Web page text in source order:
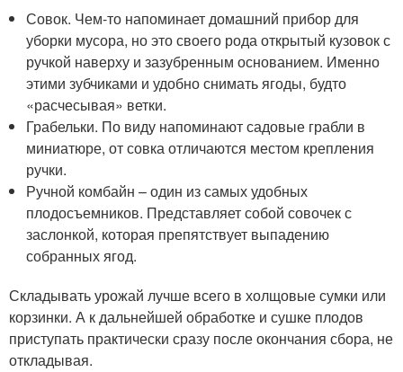
Совок. Чем-то напоминает домашний прибор для
уборки мусора, но это своего рода открытый кузовок с
ручкой наверху и зазубренным основанием. Именно
этими зубчиками и удобно снимать ягоды, будто
«расчесывая» ветки.
Грабельки. По виду напоминают садовые грабли в
миниатюре, от совка отличаются местом крепления
ручки.
Ручной комбайн – один из самых удобных
плодосъемников. Представляет собой совочек с
заслонкой, которая препятствует выпадению
собранных ягод.
Складывать урожай лучше всего в холщовые сумки или
корзинки. А к дальнейшей обработке и сушке плодов
приступать практически сразу после окончания сбора, не
откладывая.